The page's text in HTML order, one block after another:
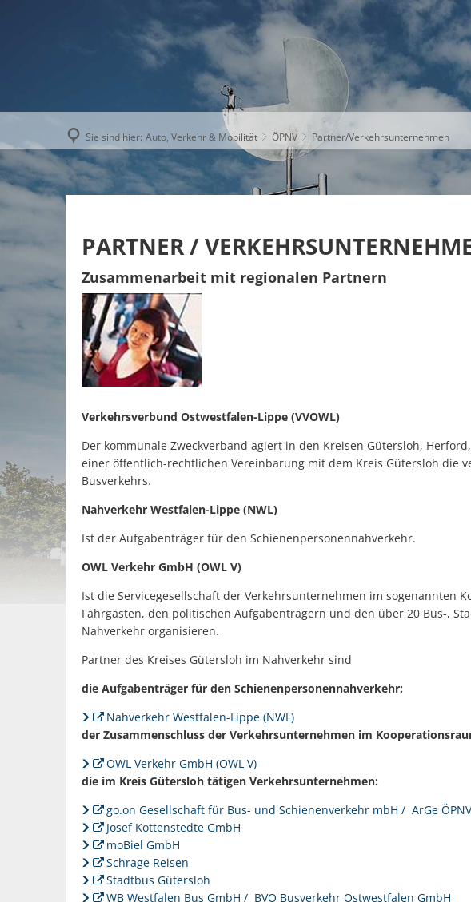
AKTUELLES THEMEN
Sie sind hier: Auto, Verkehr & Mobilität ÖPNV Partner/Verkehrsunternehmen
PARTNER /
Zusammenarbeit mit regionalen Partnern
Verkehrsverbund Ostwestfalen-Lippe (VVOWL)
Der kommunale Zweckverband agiert in den Kreisen Gütersloh,
einer öffentlich-rechtlichen Vereinbarung mit dem Kreis Gütersloh die
Busverkehrs.
Nahverkehr Westfalen-Lippe (NWL)
Ist der Aufgabenträger für den Schienenpersonennahverkehr.
OWL Verkehr GmbH (OWL V)
Ist die Servicegesellschaft der Verkehrsunternehmen im sogenannten
Fahrgästen, den politischen Aufgabenträgern und den über 20 Bus-,
Nahverkehr organisieren.
Partner des Kreises Gütersloh im Nahverkehr sind
die Aufgabenträger für den Schienenpersonennahverkehr:
Nahverkehr Westfalen-Lippe (NWL)
der Zusammenschluss der Verkehrsunternehmen im
OWL Verkehr GmbH (OWL V)
die im Kreis Gütersloh tätigen Verkehrsunternehmen:
go.on Gesellschaft für Bus- und Schienenverkehr mbH / ArGe
Josef Kottenstedte GmbH
moBiel GmbH
Schrage Reisen
Stadtbus Gütersloh
WB Westfalen Bus GmbH / BVO Busverkehr Ostwestfalen GmbH